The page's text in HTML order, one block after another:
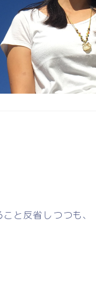
と反省しつつも、